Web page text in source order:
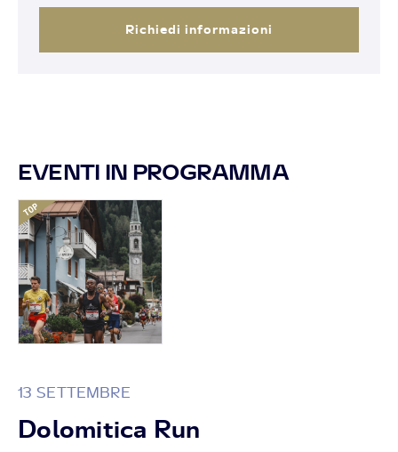
Richiedi informazioni
EVENTI IN PROGRAMMA
13 SETTEMBRE
Dolomitica Run